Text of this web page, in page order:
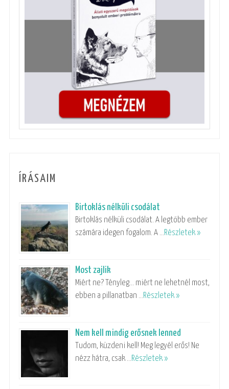
ÍRÁSAIM
Birtoklás nélküli csodálat
Birtoklás nélküli csodálat. A legtöbb ember
számára idegen fogalom. A …Részletek »
Most zajlik
Miért ne? Tényleg… miért ne lehetnél most,
ebben a pillanatban …Részletek »
Nem kell mindig erősnek lenned
Tudom, küzdeni kell! Meg legyél erős! Ne
nézz hátra, csak …Részletek »